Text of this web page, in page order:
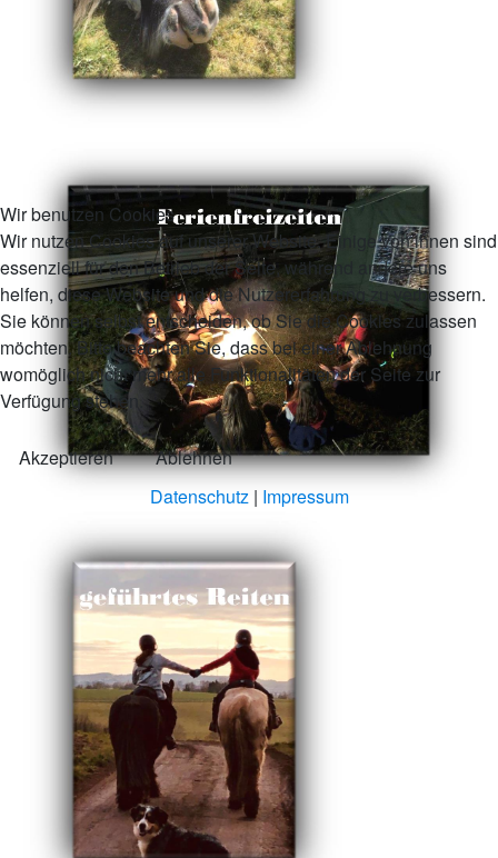
Wir benutzen Cookies
Wir nutzen Cookies auf unserer Website. Einige von ihnen sind
essenziell für den Betrieb der Seite, während andere uns
helfen, diese Website und die Nutzererfahrung zu verbessern.
Sie können selbst entscheiden, ob Sie die Cookies zulassen
möchten. Bitte beachten Sie, dass bei einer Ablehnung
womöglich nicht mehr alle Funktionalitäten der Seite zur
Verfügung stehen.
Akzeptieren
Ablehnen
Datenschutz | Impressum